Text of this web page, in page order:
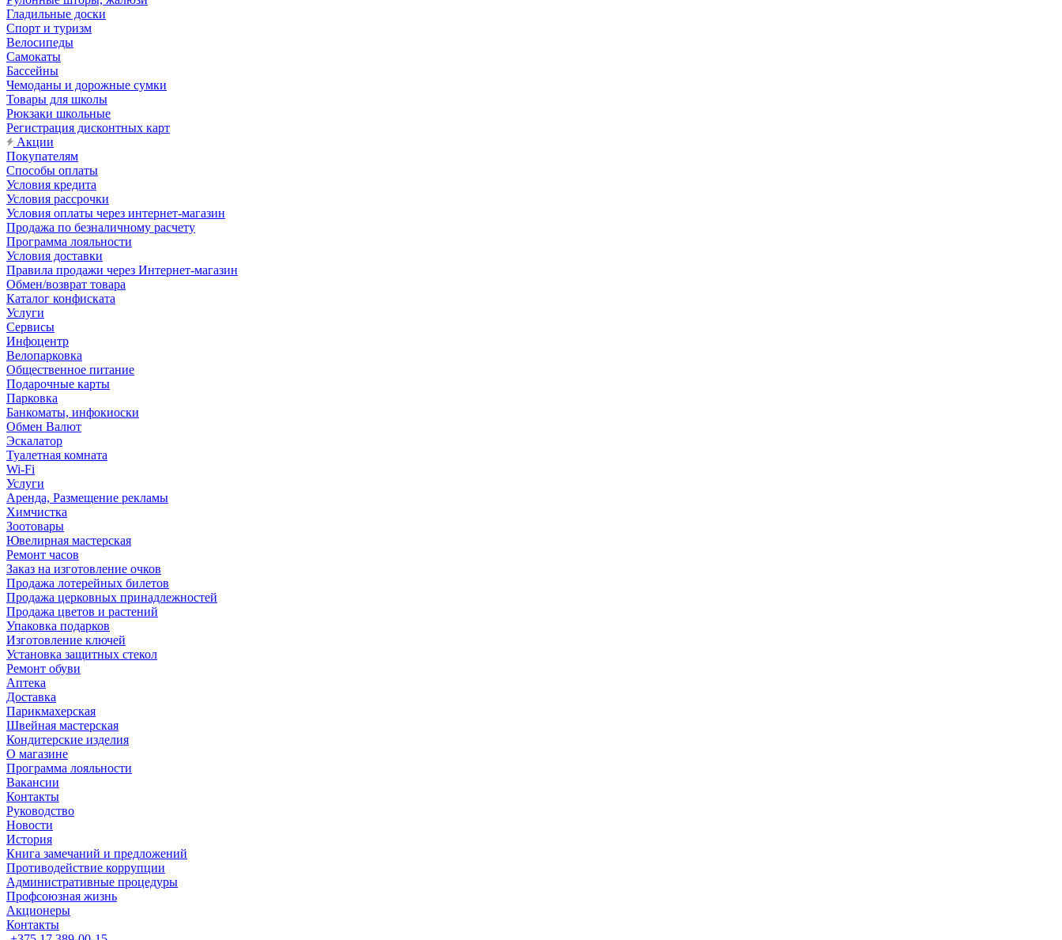
Гладильные доски
Спорт и туризм
Велосипеды
Самокаты
Бассейны
Чемоданы и дорожные сумки
Товары для школы
Рюкзаки школьные
Регистрация дисконтных карт
Акции
Покупателям
Способы оплаты
Условия кредита
Условия рассрочки
Условия оплаты через интернет-магазин
Продажа по безналичному расчету
Программа лояльности
Условия доставки
Правила продажи через Интернет-магазин
Обмен/возврат товара
Каталог конфиската
Услуги
Сервисы
Инфоцентр
Велопарковка
Общественное питание
Подарочные карты
Парковка
Банкоматы, инфокиоски
Обмен Валют
Эскалатор
Туалетная комната
Wi-Fi
Услуги
Аренда, Размещение рекламы
Химчистка
Зоотовары
Ювелирная мастерская
Ремонт часов
Заказ на изготовление очков
Продажа лотерейных билетов
Продажа церковных принадлежностей
Продажа цветов и растений
Упаковка подарков
Изготовление ключей
Установка защитных стекол
Ремонт обуви
Аптека
Доставка
Парикмахерская
Швейная мастерская
Кондитерские изделия
О магазине
Программа лояльности
Вакансии
Контакты
Руководство
Новости
История
Книга замечаний и предложений
Противодействие коррупции
Административные процедуры
Профсоюзная жизнь
Акционеры
Контакты